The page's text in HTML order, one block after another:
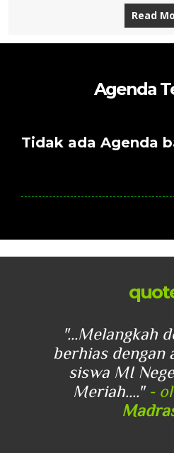
Read
Agenda
Tidak ada Agenda
"...Melangkah
berhias dengan
siswa MI
Meriah...." -